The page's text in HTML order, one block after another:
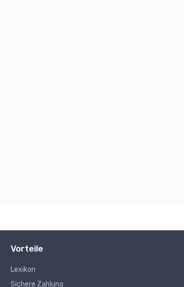
Vorteile
Lexikon
Sichere Zahlung